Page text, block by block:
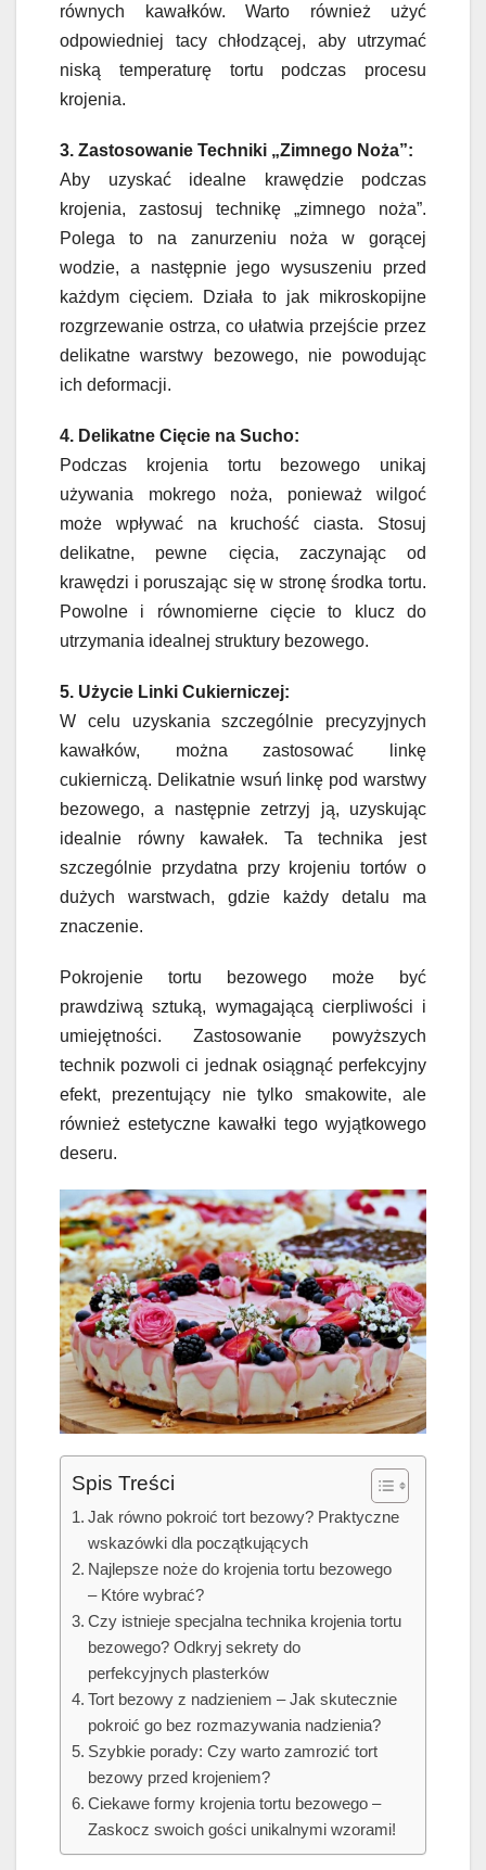
równych kawałków. Warto również użyć
odpowiedniej tacy chłodzącej, aby utrzymać
niską temperaturę tortu podczas procesu
krojenia.
3. Zastosowanie Techniki „Zimnego Noża”:
Aby uzyskać idealne krawędzie podczas
krojenia, zastosuj technikę „zimnego noża”.
Polega to na zanurzeniu noża w gorącej
wodzie, a następnie jego wysuszeniu przed
każdym cięciem. Działa to jak mikroskopijne
rozgrzewanie ostrza, co ułatwia przejście przez
delikatne warstwy bezowego, nie powodując
ich deformacji.
4. Delikatne Cięcie na Sucho:
Podczas krojenia tortu bezowego unikaj
używania mokrego noża, ponieważ wilgoć
może wpływać na kruchość ciasta. Stosuj
delikatne, pewne cięcia, zaczynając od
krawędzi i poruszając się w stronę środka tortu.
Powolne i równomierne cięcie to klucz do
utrzymania idealnej struktury bezowego.
5. Użycie Linki Cukierniczej:
W celu uzyskania szczególnie precyzyjnych
kawałków, można zastosować linkę
cukierniczą. Delikatnie wsuń linkę pod warstwy
bezowego, a następnie zetrzyj ją, uzyskując
idealnie równy kawałek. Ta technika jest
szczególnie przydatna przy krojeniu tortów o
dużych warstwach, gdzie każdy detalu ma
znaczenie.
Pokrojenie tortu bezowego może być
prawdziwą sztuką, wymagającą cierpliwości i
umiejętności. Zastosowanie powyższych
technik pozwoli ci jednak osiągnąć perfekcyjny
efekt, prezentujący nie tylko smakowite, ale
również estetyczne kawałki tego wyjątkowego
deseru.
Spis Treści
Jak równo pokroić tort bezowy? Praktyczne
wskazówki dla początkujących
Najlepsze noże do krojenia tortu bezowego
– Które wybrać?
Czy istnieje specjalna technika krojenia tortu
bezowego? Odkryj sekrety do
perfekcyjnych plasterków
Tort bezowy z nadzieniem – Jak skutecznie
pokroić go bez rozmazywania nadzienia?
Szybkie porady: Czy warto zamrozić tort
bezowy przed krojeniem?
Ciekawe formy krojenia tortu bezowego –
Zaskocz swoich gości unikalnymi wzorami!